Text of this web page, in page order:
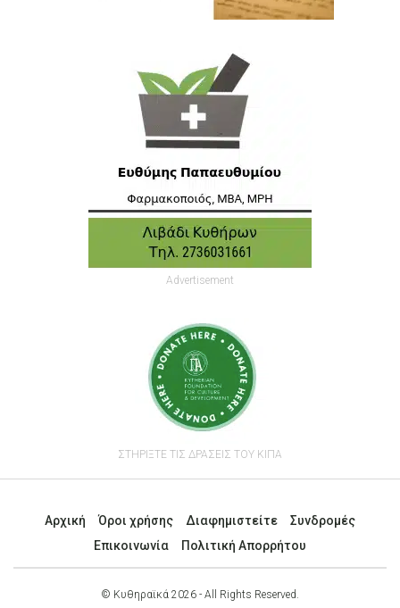
Advertisement
ΣΤΗΡΙΞΤΕ ΤΙΣ ΔΡΑΣΕΙΣ ΤΟΥ ΚΙΠΑ
Αρχική Όροι χρήσης Διαφημιστείτε
Συνδρομές
Επικοινωνία
Πολιτική Απορρήτου
© Κυθηραϊκά 2026 - All Rights Reserved.